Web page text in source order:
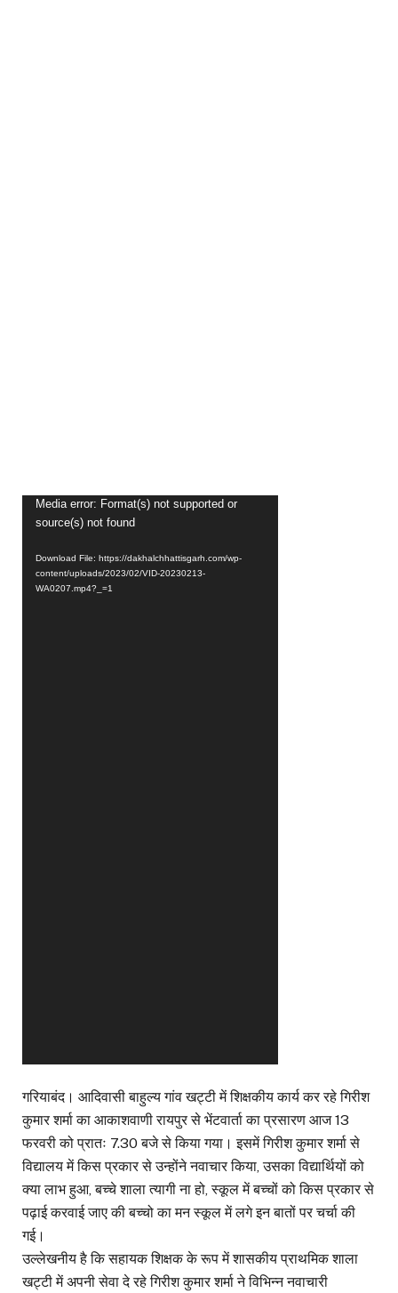
Video
Player
Media error: Format(s) not supported or
source(s) not found
Download File: https://dakhalchhattisgarh.com/wp-
content/uploads/2023/02/VID-20230213-
WA0207.mp4?_=1
गरियाबंद। आदिवासी बाहुल्य गांव खट्टी में शिक्षकीय कार्य कर रहे गिरीश
कुमार शर्मा का आकाशवाणी रायपुर से भेंटवार्ता का प्रसारण आज 13
फरवरी को प्रातः 7.30 बजे से किया गया। इसमें गिरीश कुमार शर्मा से
विद्यालय में किस प्रकार से उन्होंने नवाचार किया, उसका विद्यार्थियों को
क्या लाभ हुआ, बच्चे शाला त्यागी ना हो, स्कूल में बच्चों को किस प्रकार से
पढ़ाई करवाई जाए की बच्चो का मन स्कूल में लगे इन बातों पर चर्चा की
गई।
उल्लेखनीय है कि सहायक शिक्षक के रूप में शासकीय प्राथमिक शाला
खट्टी में अपनी सेवा दे रहे गिरीश कुमार शर्मा ने विभिन्न नवाचारी